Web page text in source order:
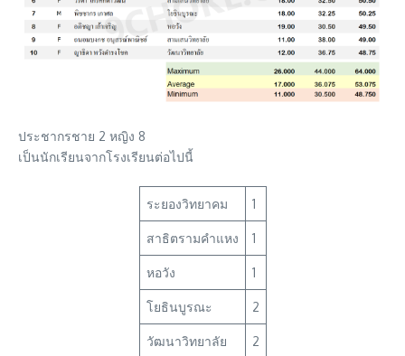
ประชากรชาย 2 หญิง 8
เป็นนักเรียนจากโรงเรียนต่อไปนี้
ระยองวิทยาคม 1
สาธิตรามคำแหง 1
หอวัง 1
โยธินบูรณะ 2
วัฒนาวิทยาลัย 2